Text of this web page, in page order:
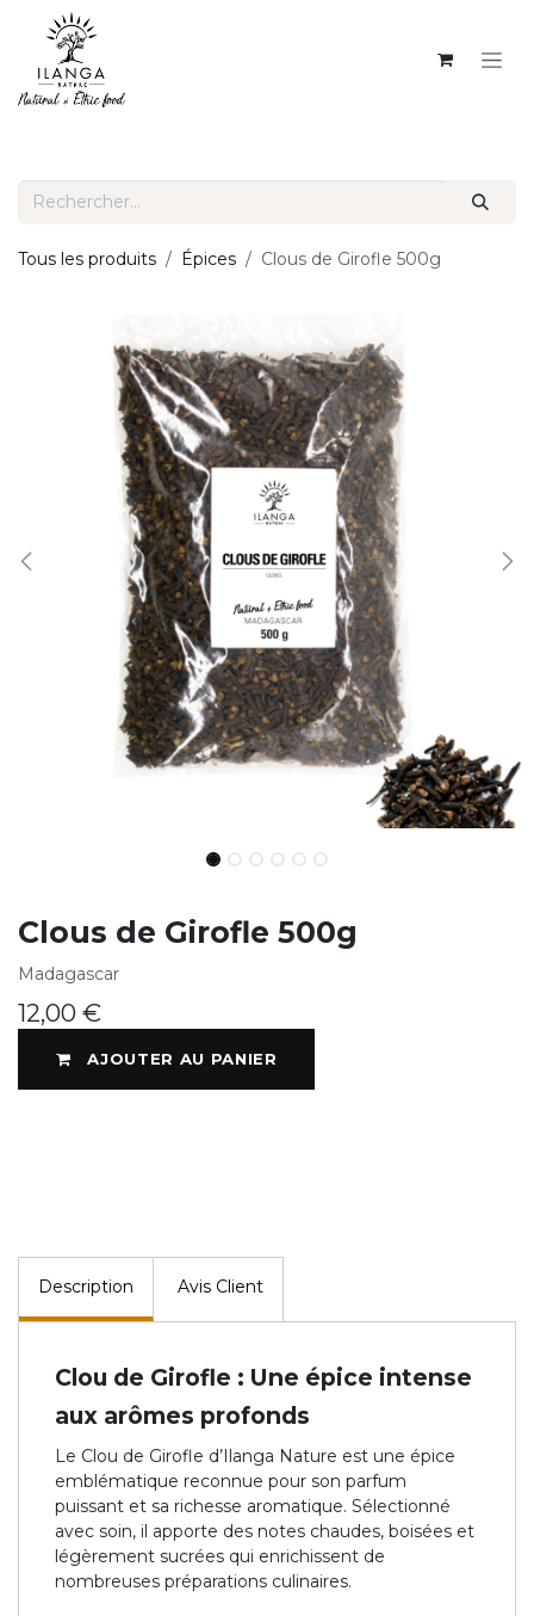
Tous les produits Épices Clous de Girofle 500g
Clous de Girofle 500g
Madagascar
12,00 €
AJOUTER AU PANIER
Description Avis Client
Clou de Girofle : Une épice intense
aux arômes profonds
Le Clou de Girofle d’Ilanga Nature est une épice
emblématique reconnue pour son parfum
puissant et sa richesse aromatique. Sélectionné
avec soin, il apporte des notes chaudes, boisées et
légèrement sucrées qui enrichissent de
nombreuses préparations culinaires.